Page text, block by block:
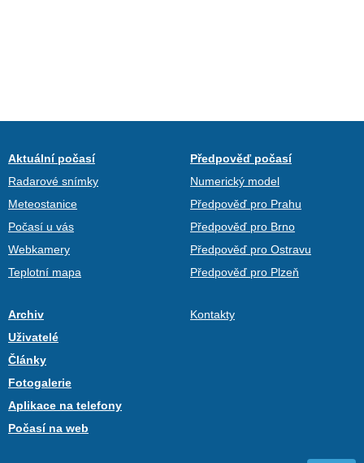
Aktuální počasí
Radarové snímky
Meteostanice
Počasí u vás
Webkamery
Teplotní mapa
Předpověď počasí
Numerický model
Předpověď pro Prahu
Předpověď pro Brno
Předpověď pro Ostravu
Předpověď pro Plzeň
Archiv
Uživatelé
Články
Fotogalerie
Aplikace na telefony
Počasí na web
Kontakty